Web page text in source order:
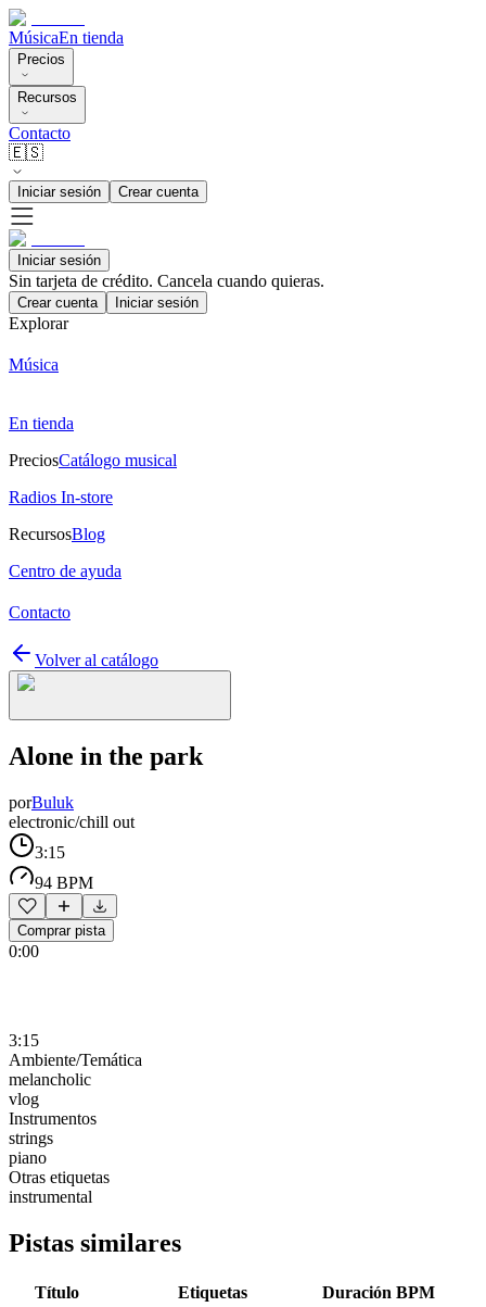
MúsicaEn tienda
Precios
Recursos
Contacto
🇪🇸
Iniciar sesión Crear cuenta
Iniciar sesión
Sin tarjeta de crédito. Cancela cuando quieras.
Crear cuenta Iniciar sesión
Explorar
Música
En tienda
PreciosCatálogo musical
Radios In-store
RecursosBlog
Centro de ayuda
Contacto
Volver al catálogo
Alone in the park
porBuluk
electronic/chill out
3:15
94 BPM
Comprar pista
0:00
3:15
Ambiente/Temática
melancholic
vlog
Instrumentos
strings
piano
Otras etiquetas
instrumental
Pistas similares
Título Etiquetas Duración BPM